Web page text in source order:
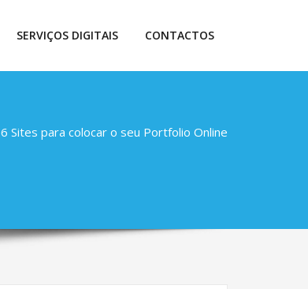
SERVIÇOS DIGITAIS CONTACTOS
6 Sites para colocar o seu Portfolio Online